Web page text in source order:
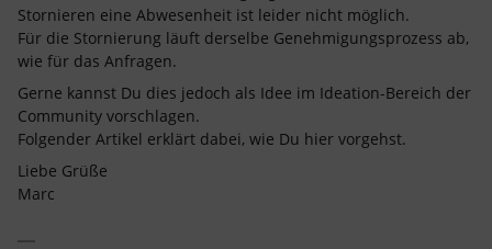
Stornieren eine Abwesenheit ist leider nicht möglich.
Für die Stornierung läuft derselbe Genehmigungsprozess ab,
wie für das Anfragen.
Gerne kannst Du dies jedoch als Idee im Ideation-Bereich der
Community vorschlagen.
Folgender Artikel erklärt dabei, wie Du hier vorgehst.
Liebe Grüße
Marc